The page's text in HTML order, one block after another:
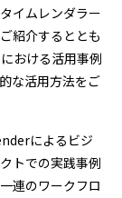
イムレンダラー
紹介するととも
おける活用事例
な活用方法をご
によるビジ
トでの実践事例
連のワークフロ